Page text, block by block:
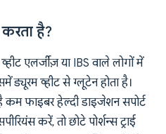
है?
एलर्जीज़ या IBS वाले लोगों में
ड्यूरम व्हीट से ग्लूटेन होता है।
फाइबर हेल्दी डाइजेशन सपोर्ट
करें, तो छोटे पोर्शन्स ट्राई